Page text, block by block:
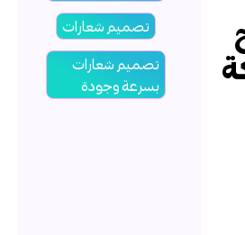
تصميم شعارات
تصميم شعارات
بسرعة وجودة